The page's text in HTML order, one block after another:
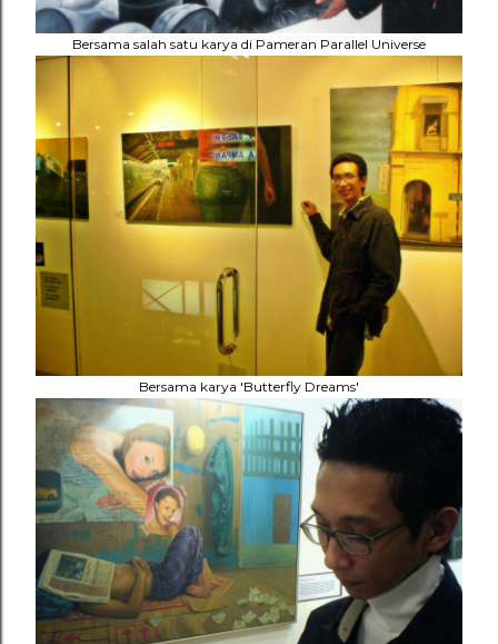
Bersama salah satu karya di Pameran Parallel Universe
Bersama karya 'Butterfly Dreams'